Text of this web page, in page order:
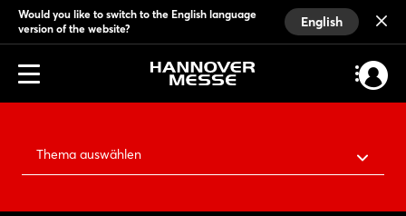
Would you like to switch to the English language
version of the website?
English
Thema auswählen